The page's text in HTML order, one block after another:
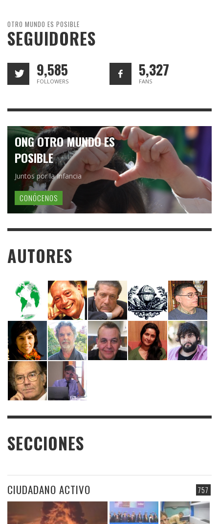
OTRO MUNDO ES POSIBLE
SEGUIDORES
9,585
FOLLOWERS
5,327
FANS
ONG OTRO MUNDO ES
POSIBLE
Juntos por la Infancia
CONÓCENOS
AUTORES
SECCIONES
757
CIUDADANO ACTIVO